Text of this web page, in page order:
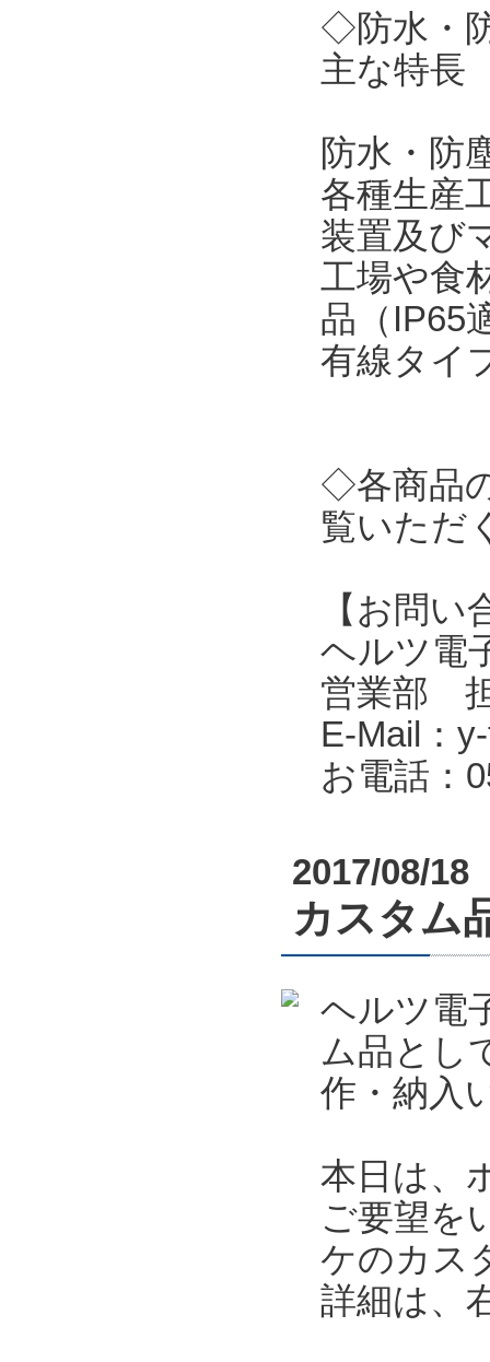
◇防水・
主な特長
防水・防
各種生産
装置及び
工場や食
品（IP65
有線タイ
◇各商品
覧いただ
【お問い
ヘルツ電
営業部
E-Mail：
お電話：
2017/08/18
カスタム
ヘルツ電
ム品とし
作・納入
本日は、
ご要望を
ケのカス
詳細は、